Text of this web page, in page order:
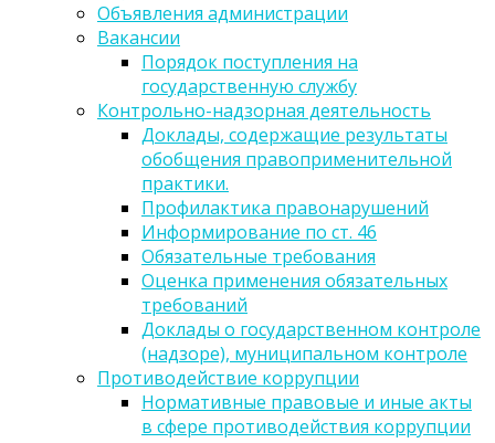
Объявления администрации
Вакансии
Порядок поступления на
государственную службу
Контрольно-надзорная деятельность
Доклады, содержащие результаты
обобщения правоприменительной
практики.
Профилактика правонарушений
Информирование по ст. 46
Обязательные требования
Оценка применения обязательных
требований
Доклады о государственном контроле
(надзоре), муниципальном контроле
Противодействие коррупции
Нормативные правовые и иные акты
в сфере противодействия коррупции